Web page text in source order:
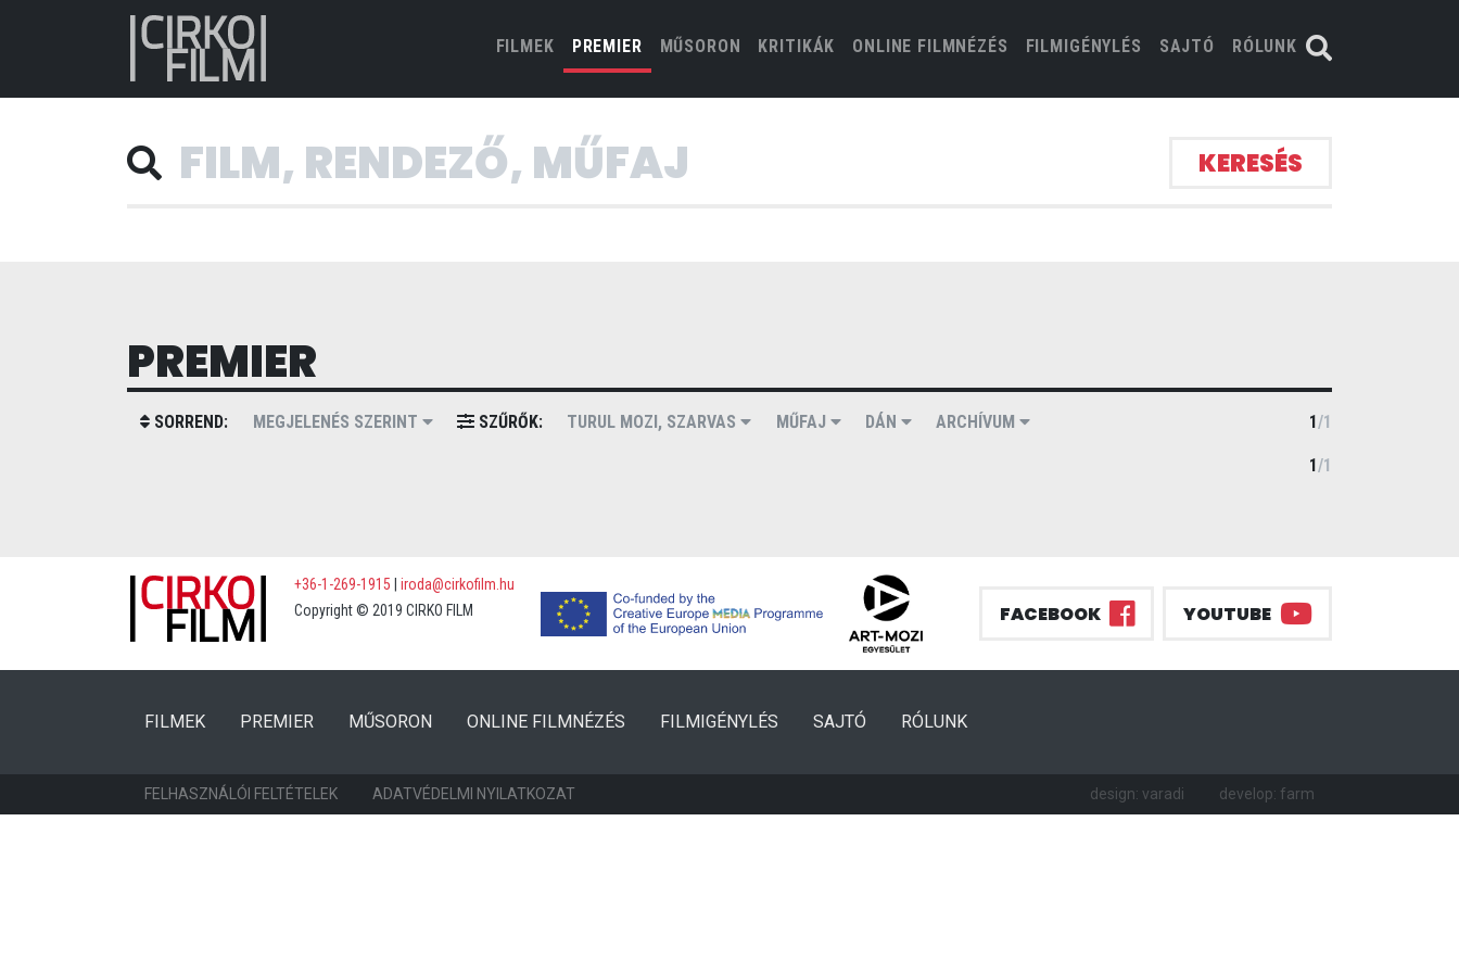
FILMEK(CURRENT)
PREMIER MŰSORON KRITIKÁK ONLINE FILMNÉZÉS FILMIGÉNYLÉS SAJTÓ RÓLUNK
KERESÉS
PREMIER
SORREND: MEGJELENÉS SZERINT SZŰRŐK: TURUL MOZI, SZARVAS MŰFAJ DÁN ARCHÍVUM 1/1
1/1
+36-1-269-1915
iroda@cirkofilm.hu
Copyright © 2019 CIRKO FILM
FACEBOOK YOUTUBE
FILMEK(CURRENT)
PREMIER (CURRENT)
MŰSORON ONLINE FILMNÉZÉS FILMIGÉNYLÉS SAJTÓ RÓLUNK
FELHASZNÁLÓI FELTÉTELEK ADATVÉDELMI NYILATKOZAT design: varadi develop: farm